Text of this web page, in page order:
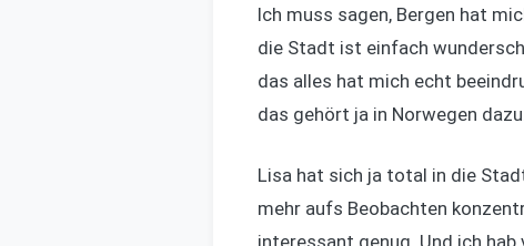
Ich muss sagen, Bergen hat
die Stadt ist einfach
das alles hat mich echt
das gehört ja in Norwegen dazu.
Lisa hat sich ja total in die
mehr aufs Beobachten
interessant genug. Und ich